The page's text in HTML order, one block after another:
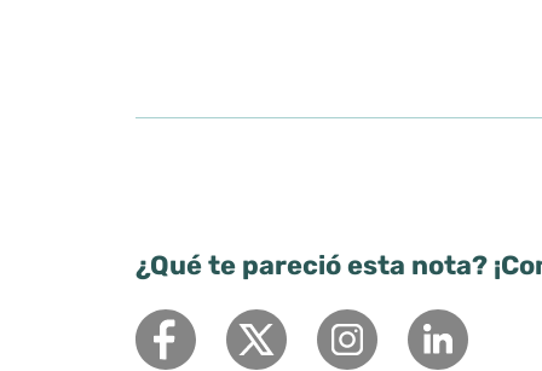
¿Qué te pareció esta nota?